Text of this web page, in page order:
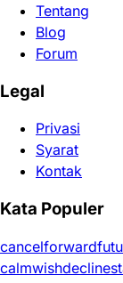
Tentang
Blog
Forum
Legal
Privasi
Syarat
Kontak
Kata Populer
cancelforward
calmwishdecline